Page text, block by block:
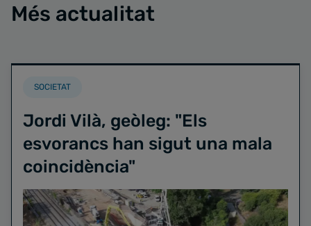
Més actualitat
SOCIETAT
Jordi Vilà, geòleg: "Els
esvorancs han sigut una mala
coincidència"